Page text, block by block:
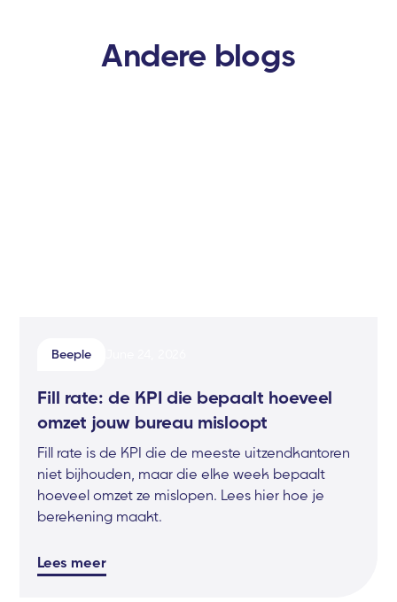
Andere blogs
Beeple
Fill rate: de KPI die bepaalt hoeveel
omzet jouw bureau misloopt
Fill rate is de KPI die de meeste uitzendkantoren
niet bijhouden, maar die elke week bepaalt
hoeveel omzet ze mislopen. Lees hier hoe je
berekening maakt.
Lees meer